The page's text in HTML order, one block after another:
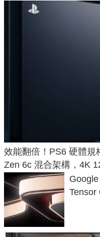
效能翻倍！PS6 硬體規
Zen 6c 混合架構，4K
Tensor